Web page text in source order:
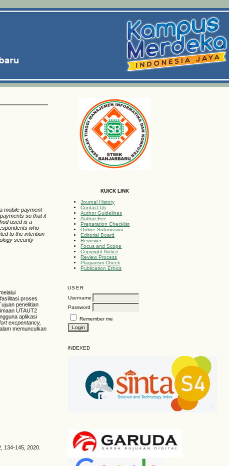
KUICK LINK
Journal History
Contact Us
Author Guidelines
Author Fee
Preparation Checklist
Online Submission
Editorial Board
Reviewer
Focus and Scope
Copyright Notice
Review Process
Plagiarism Check
Publication Ethics
USER
Username
Password
Remember me
INDEXED
mobile payment
so that it
used is a
who
to the intention
security
proses
penelitian
UTAUT2
aplikasi
excpentancy,
memunculkan
134-145, 2020.